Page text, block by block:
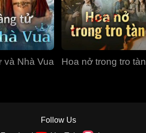
và Nhà Vua Hoa nở trong tro tàn
Follow Us